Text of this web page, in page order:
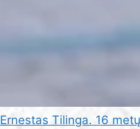
Ernestas Tilinga. 16